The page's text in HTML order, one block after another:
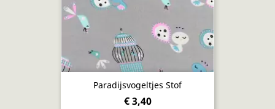
Paradijsvogeltjes Stof
€ 3,40